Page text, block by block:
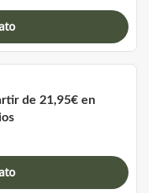
de 21,95€ en